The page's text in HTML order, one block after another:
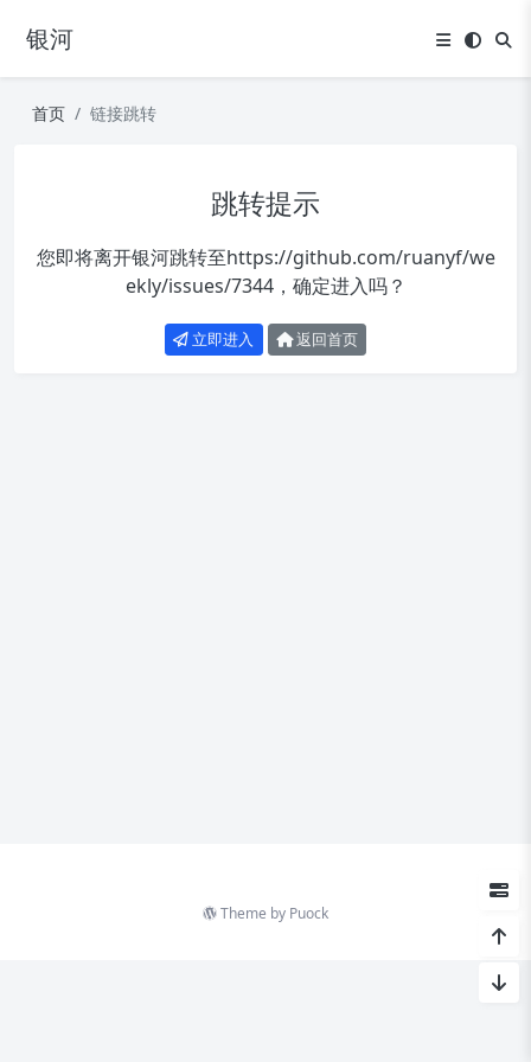
银河
首页 链接跳转
跳转提示
您即将离开银河跳转至https://github.com/ruanyf/we
ekly/issues/7344，确定进入吗？
立即进入 返回首页
Theme by Puock